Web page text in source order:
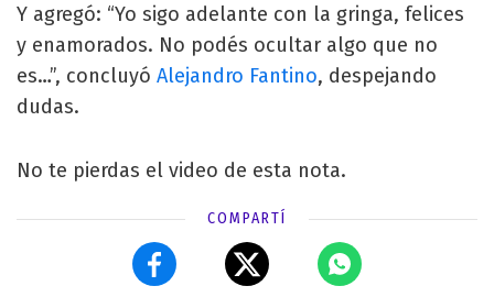
Y agregó: “Yo sigo adelante con la gringa, felices
y enamorados. No podés ocultar algo que no
es…”, concluyó Alejandro Fantino, despejando
dudas.
No te pierdas el video de esta nota.
COMPARTÍ